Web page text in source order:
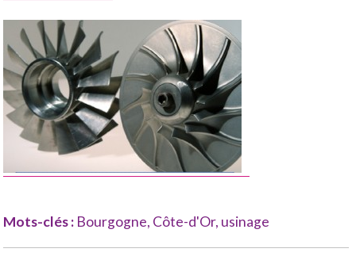
Mots-clés : Bourgogne, Côte-d'Or, usinage